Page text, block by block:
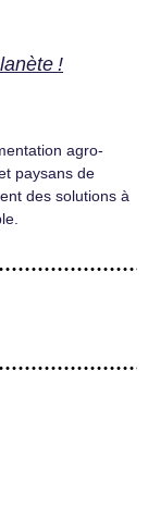
!
agro-
paysans de
des solutions à